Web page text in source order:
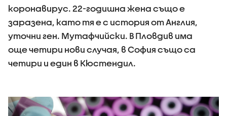
коронавирус. 22-годишна жена също е
заразена, като тя е с история от Англия,
уточни ген. Мутафчийски. В Пловдив има
още четири нови случая, в София също са
четири и един в Кюстендил.